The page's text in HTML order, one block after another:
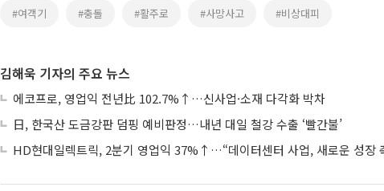
#여객기 #충돌 #활주로 #사망사고 #비상대피
김해욱 기자의 주요 뉴스
에코프로, 영업익 전년比 102.7%↑…신사업·소재 다각화 박차
日, 한국산 도금강판 덤핑 예비판정…내년 대일 철강 수출 ‘빨간불’
HD현대일렉트릭, 2분기 영업익 37%↑…“데이터센터 사업, 새로운 성장